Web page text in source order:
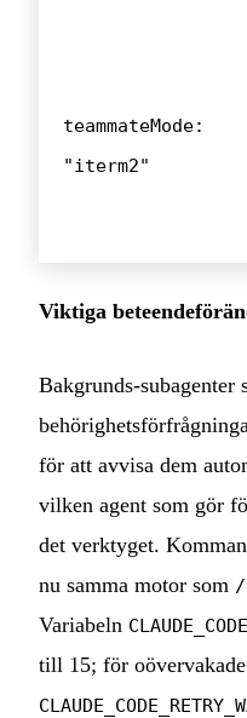
teammateMode:
"iterm2"
Viktiga
Bakgrunds-subagenter
för att avvisa dem
vilken agent som gör
det verktyget.
nu samma motor som /
Variabeln
till 15; för oövervakade